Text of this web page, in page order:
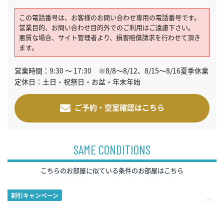
この電話番号は、お客様のお問い合わせ専用の電話番号です。
営業目的、お問い合わせ目的外でのご利用はご遠慮下さい。
悪質な場合、サイト管理者より、損害賠償請求を行わせて頂き
ます。
営業時間：9:30 ～ 17:30 ※8/8～8/12、8/15～8/16夏季休業
定休日：土日・祝祭日・お盆・年末年始
ご予約・空室確認はこちら
SAME CONDITIONS
こちらのお部屋に似ている条件のお部屋はこちら
割引キャンペーン